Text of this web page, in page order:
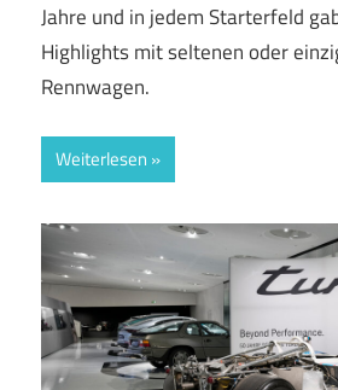
Jahre und in jedem Starterfeld
Highlights mit seltenen oder
Rennwagen.
Weiterlesen